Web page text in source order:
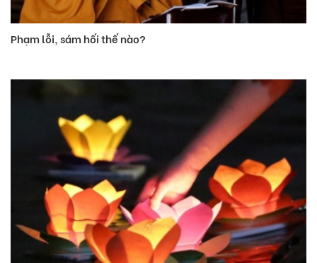
Phạm lỗi, sám hối thế nào?